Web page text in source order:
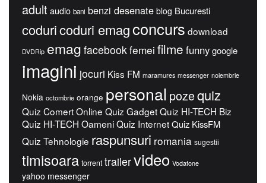
adult audio bani benzi desenate blog Bucuresti
coduricoduri emagconcurs download
DVDRip emag facebookfemei filme funny google
imagini jocuri Kiss FM maramures messenger noiembrie
Nokia octombrie orange personal pozequiz
Quiz Comert Online Quiz GadgetQuiz HI-TECH Biz
Quiz HI-TECH OameniQuiz Internet Quiz KissFM
Quiz Tehnologie raspunsuri romania sugestii
timisoara torrent trailervideo Vodafone
yahoo messenger